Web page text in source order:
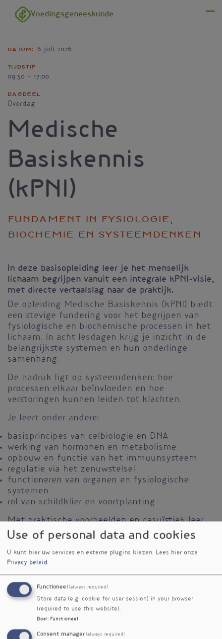
Overslaan en naar de inhoud gaan
Voedingsgeneeskunde
Datum 6 juli 2026
Tijdstip
09:30 - 17:00
Dagdeel
Overdag
Medische
Basiskennis
(kPNI)
Fundament in fysiologie,
biochemie en systeemdenken
In deze basisopleiding leer je het menselijk
lichaam begrijpen vanuit een integrale kPNI-visie,
met directe vertaalslag naar de praktijk.
De opleiding Medische Basiskennis (kPNI) biedt
een stevige fundering voor het begrijpen van
fysiologische en biochemische processen in het
lichaam. In acht lesdagen krijg je inzicht in de
belangrijkste systemen en hun onderlinge
samenhang.
De nadruk ligt op systeemdenken: hoe
processen elkaar beïnvloeden en hoe
verstoringen kunnen leiden tot klachten.
Je leert onder andere:
basisprincipes van celbiologie en DNA
werking van hormonen en metabolisme
opbouw en functie van het immuunsysteem
regulatie via het zenuwstelsel
functioneren van organen en fysiologische
systemen
rol van schildklier en voortplanting
Met praktische voorbeelden en casuïstiek leer
je deze kennis toepassen in de praktijk.
Lesdata
ONLINE SUMMER COURSE 2026 (uitsluitend
online)
Voor cursisten vanuit Nederland is deze
opleiding ook VOLLEDIG ONLINE te volgen.
Maandag 06/07
Maandag 13/07
Use of personal data and cookies
U kunt hier uw services en externe plugins kiezen. Lees hier onze
Privacy beleid.
Functioneel (always required)
Store data (e.g. cookie for user session) in your browser
(required to use this website).
Doel : Functioneel
Consent manager (always required)